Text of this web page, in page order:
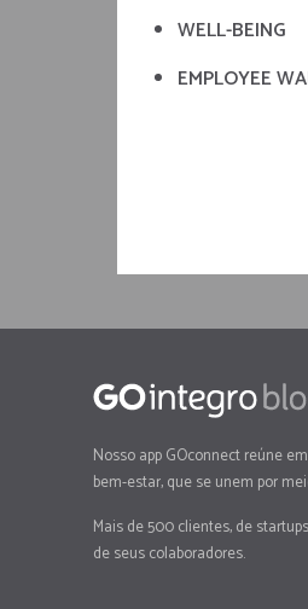
WELL-BEING
EMPLOYEE
Nosso app GOconnect reúne
bem-estar, que se unem por
Mais de 500 clientes, de
de seus colaboradores.